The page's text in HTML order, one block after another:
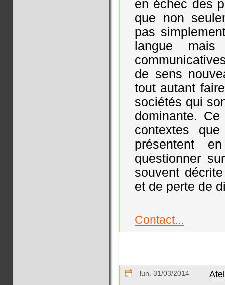
en échec des
que non
pas
langue
de sens
tout autant
sociétés qui
dominante.
contextes
présentent
questionner
souvent
et de perte de
Contact...
lun. 31/03/2014